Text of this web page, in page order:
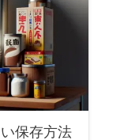
保存方法